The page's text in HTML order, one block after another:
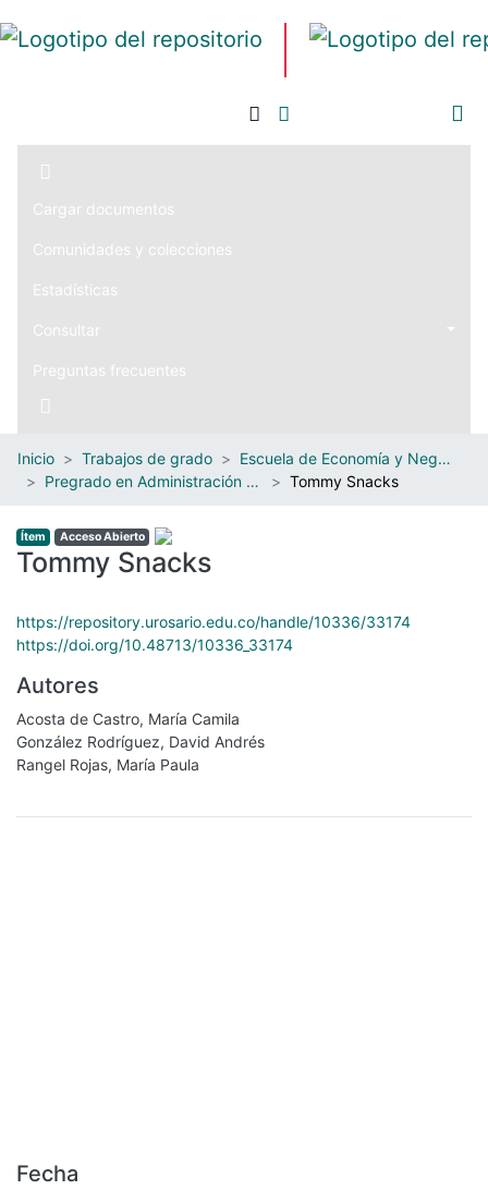
Cargar documentos
Comunidades y colecciones
Estadísticas
Consultar
Preguntas frecuentes
Inicio Trabajos de grado
Escuela de Economía y Negocios
Pregrado en Administración de Negocios Internacionales
Tommy Snacks
Ítem Acceso Abierto
Tommy Snacks
https://repository.urosario.edu.co/handle/10336/33174
https://doi.org/10.48713/10336_33174
Autores
Acosta de Castro, María Camila
González Rodríguez, David Andrés
Rangel Rojas, María Paula
Fecha